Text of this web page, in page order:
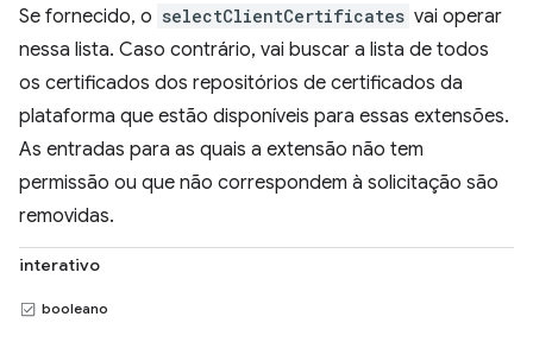
Se fornecido, o selectClientCertificates vai operar
nessa lista. Caso contrário, vai buscar a lista de todos
os certificados dos repositórios de certificados da
plataforma que estão disponíveis para essas extensões.
As entradas para as quais a extensão não tem
permissão ou que não correspondem à solicitação são
removidas.
interativo
booleano